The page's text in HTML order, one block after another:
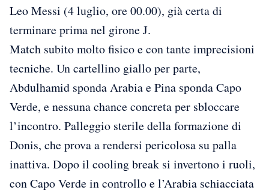
Leo Messi (4 luglio, ore 00.00), già certa di
terminare prima nel girone J.
Match subito molto fisico e con tante imprecisioni
tecniche. Un cartellino giallo per parte,
Abdulhamid sponda Arabia e Pina sponda Capo
Verde, e nessuna chance concreta per sbloccare
l’incontro. Palleggio sterile della formazione di
Donis, che prova a rendersi pericolosa su palla
inattiva. Dopo il cooling break si invertono i ruoli,
con Capo Verde in controllo e l’Arabia schiacciata